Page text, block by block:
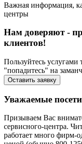
Важная информация,
центры
Нам доверяют -
клиентов!
Пользуйтесь
"попадитесь" на
Оставить заявку
Уважаемые
Призываем Вас
сервисного-центра.
работает много фирм-